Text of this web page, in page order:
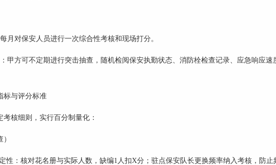
月对保安人员进行一次综合性考核和现场打分。
甲方可不定期进行突击抽查，随机检阅保安执勤状态、消防栓检查记录、应急响应速
标与评分标准
核细则，实行百分制量化：
性：核对花名册与实际人数，缺编1人扣X分；驻点保安队长更换频率纳入考核，防止